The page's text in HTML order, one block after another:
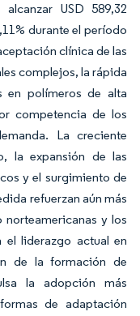
USD 589,32
durante el período
clínica de las
complejos, la rápida
en polímeros de alta
competencia de los
La creciente
la expansión de las
y el surgimiento de
refuerzan aún más
y los
el liderazgo actual en
de la formación de
la adopción más
de adaptación